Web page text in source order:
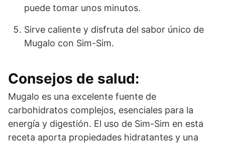
puede tomar unos minutos.
Sirve caliente y disfruta del sabor único de
Mugalo con Sim-Sim.
Consejos de salud:
Mugalo es una excelente fuente de
carbohidratos complejos, esenciales para la
energía y digestión. El uso de Sim-Sim en esta
receta aporta propiedades hidratantes y una